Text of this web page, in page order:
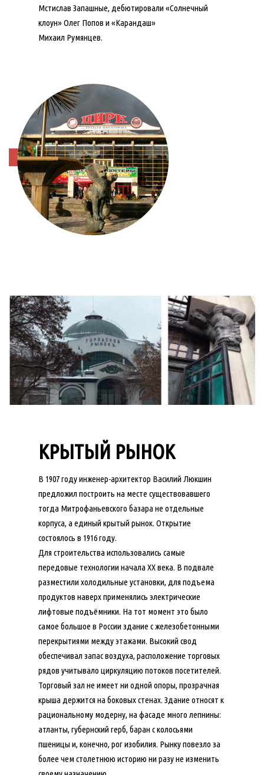
Мстислав Запашные, дебютировали «Солнечный
клоун» Олег Попов и «Карандаш»
Михаил Румянцев.
КРЫТЫЙ РЫНОК
В 1907 году инженер-архитектор Василий Люкшин
предложил построить на месте существовавшего
тогда Митрофаньевского базара не отдельные
корпуса, а единый крытый рынок. Открытие
состоялось в 1916 году.
Для строительства использовались самые
передовые технологии начала XX века. В подвале
разместили холодильные установки, для подъема
продуктов наверх применялись электрические
лифтовые подъёмники. На тот момент это было
самое большое в России здание с железобетонными
перекрытиями между этажами. Высокий свод
обеспечивал запас воздуха, расположение торговых
рядов учитывало циркуляцию потоков посетителей.
Торговый зал не имеет ни одной опоры, прозрачная
крыша держится на боковых стенах. Здание относят к
рациональному модерну, на фасаде много лепнины:
атланты, губернский герб, баран с колосьями
пшеницы и, конечно, рог изобилия. Рынку повезло за
более чем столетнюю историю ни разу не изменить